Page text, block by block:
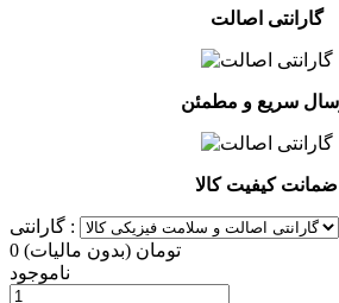
گارانتی اصالت
سریع و مطمئن
ضمانت کیفیت کالا
گارانتی :
0 تومان (بدون مالیات)
ناموجود